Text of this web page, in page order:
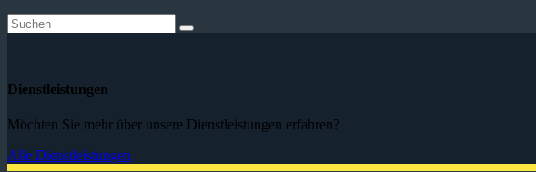
Dienstleistungen
Möchten Sie mehr über unsere Dienstleistungen erfahren?
Alle Dienstleistungen